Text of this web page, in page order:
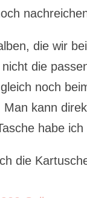
die wir
die
noch
kann
habe
die